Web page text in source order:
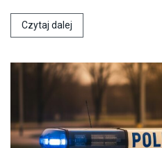
Czytaj dalej